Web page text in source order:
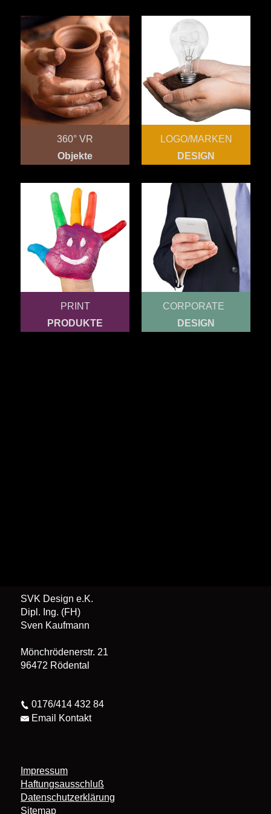
360° VR
Objekte
LOGO/MARKEN
DESIGN
PRINT
PRODUKTE
CORPORATE
DESIGN
SVK Design e.K.
Dipl. Ing. (FH)
Sven Kaufmann
Mönchrödenerstr. 21
96472 Rödental
0176/414 432 84
Email Kontakt
Impressum
Haftungsausschluß
Datenschutzerklärung
Sitemap